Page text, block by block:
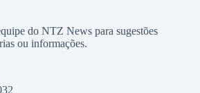
do NTZ News para sugestões
ou informações.